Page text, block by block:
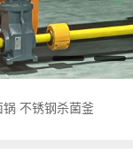
不锈钢杀菌釜